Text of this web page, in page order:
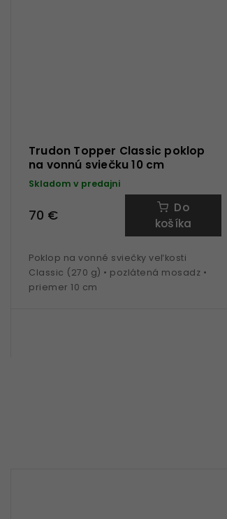
Trudon Topper Classic poklop
na vonnú sviečku 10 cm
Skladom v predajni
70 €
Do
košíka
Poklop na vonné sviečky veľkosti
Classic (270 g) • pozlátená mosadz •
priemer 10 cm